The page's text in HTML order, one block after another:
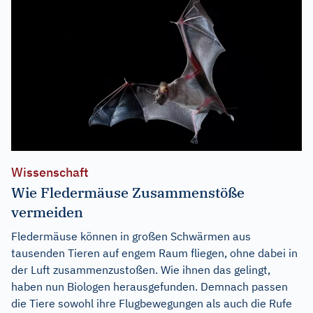
Wissenschaft
Wie Fledermäuse Zusammenstöße
vermeiden
Fledermäuse können in großen Schwärmen aus
tausenden Tieren auf engem Raum fliegen, ohne dabei in
der Luft zusammenzustoßen. Wie ihnen das gelingt,
haben nun Biologen herausgefunden. Demnach passen
die Tiere sowohl ihre Flugbewegungen als auch die Rufe